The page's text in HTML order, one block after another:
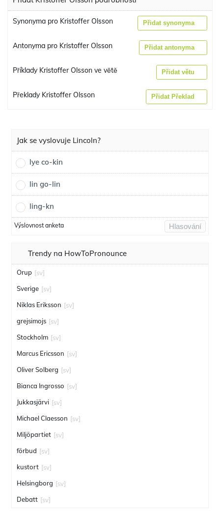
Synonyma pro Kristoffer Olsson Přidat synonyma
Antonyma pro Kristoffer Olsson Přidat antonyma
Příklady Kristoffer Olsson ve větě Přidat větu
Překlady Kristoffer Olsson Přidat Překlad
Jak se vyslovuje Lincoln?
lye co-kin
lin go-lin
ling-kn
Výslovnost anketa Hlasování
Trendy na HowToPronounce
Orup [sv]
Sverige [sv]
Niklas Eriksson [sv]
grejsimojs [sv]
Stockholm [sv]
Marcus Ericsson [sv]
Oliver Solberg [sv]
Bianca Ingrosso [sv]
Jukkasjärvi [sv]
Michael Claesson [sv]
Miljöpartiet [sv]
förbud [sv]
kustort [sv]
Helsingborg [sv]
Debatt [sv]